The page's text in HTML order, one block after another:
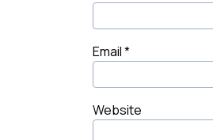
Email*
Website